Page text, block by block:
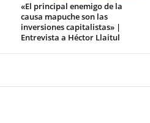
«El principal enemigo de la
causa mapuche son las
inversiones capitalistas» |
Entrevista a Héctor Llaitul